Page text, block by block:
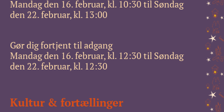
Mandag den 16. februar, kl. 10:30 til Søndag
den 22. februar, kl. 13:00
Gør dig fortjent til adgang
Mandag den 16. februar, kl. 12:30 til Søndag
den 22. februar, kl. 12:30
Kultur & fortællinger